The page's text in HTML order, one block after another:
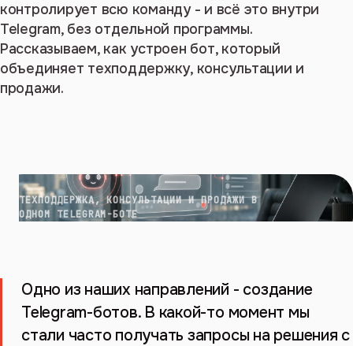
контролирует всю команду - и всё это внутри
Telegram, без отдельной программы.
Рассказываем, как устроен бот, который
объединяет техподдержку, консультации и
продажи.
ТЕХПОДДЕРЖКА, КОНСУЛЬТАЦИИ И ПРОДАЖИ В
ОДНОМ TELEGRAM-БОТЕ
Одно из наших направлений - создание
Telegram-ботов. В какой-то момент мы
стали часто получать запросы на решения с